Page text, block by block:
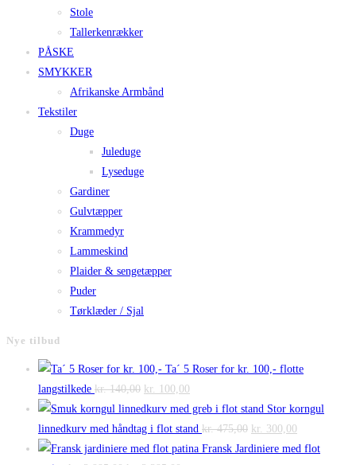
Stole
Tallerkenrækker
PÅSKE
SMYKKER
Afrikanske Armbånd
Tekstiler
Duge
Juleduge
Lyseduge
Gardiner
Gulvtæpper
Krammedyr
Lammeskind
Plaider & sengetæpper
Puder
Tørklæder / Sjal
Nye tilbud
Ta´ 5 Roser for kr. 100,- flotte
langstilkede kr.140,00 Den
oprindelige
pris
var:
kr. 100,00
aktuelle
pris
er:
Stor korngul
linnedkurv med håndtag i flot stand kr.475,00 Den
oprindelige
kr. 300,00
aktuelle
Fransk Jardiniere med flot